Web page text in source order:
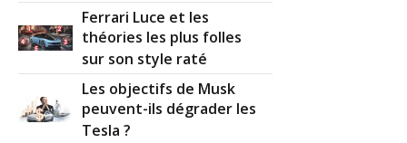
Ferrari Luce et les
théories les plus folles
sur son style raté
Les objectifs de Musk
peuvent-ils dégrader les
Tesla ?